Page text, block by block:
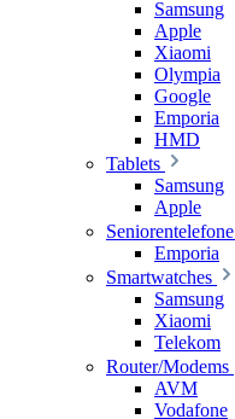
Samsung
Apple
Xiaomi
Olympia
Google
Emporia
HMD
Tablets
Samsung
Apple
Seniorentelefone
Emporia
Smartwatches
Samsung
Xiaomi
Telekom
Router/Modems
AVM
Vodafone